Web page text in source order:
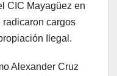
CIC Mayagüez en
cargos
Ilegal.
Alexander Cruz